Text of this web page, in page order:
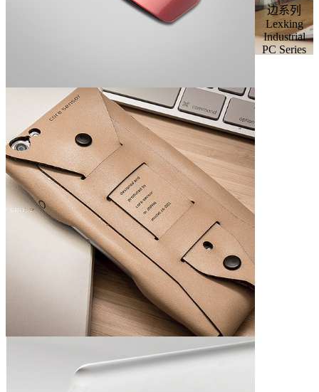
边系列
Lexking
Industrial
PC Series